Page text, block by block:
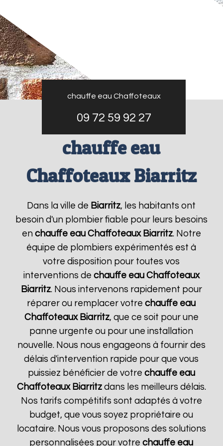
chauffe eau Chaffoteaux
09 72 59 92 27
chauffe eau
Chaffoteaux Biarritz
Dans la ville de Biarritz, les habitants ont
besoin d'un plombier fiable pour leurs besoins
en chauffe eau Chaffoteaux Biarritz. Notre
équipe de plombiers expérimentés est à
votre disposition pour toutes vos
interventions de chauffe eau Chaffoteaux
Biarritz. Nous intervenons rapidement pour
réparer ou remplacer votrechauffe eau
Chaffoteaux Biarritz, que ce soit pour une
panne urgente ou pour une installation
nouvelle. Nous nous engageons à fournir des
délais d'intervention rapide pour que vous
puissiez bénéficier de votre chauffe eau
Chaffoteaux Biarritzdans les meilleurs délais.
Nos tarifs compétitifs sont adaptés à votre
budget, que vous soyez propriétaire ou
locataire. Nous vous proposons des solutions
personnalisées pour votrechauffe eau